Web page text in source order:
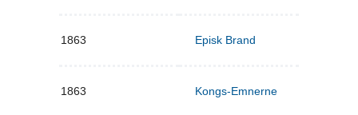
1863 Episk Brand
1863 Kongs-Emnerne